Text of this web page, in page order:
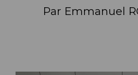
La cuisine équipée
Cuisine design
Accessoires
Agencements
Par Emmanuel